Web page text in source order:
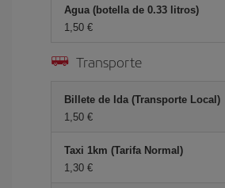
Agua (botella de 0.33 litros)
1,50 €
Transporte
Billete de Ida (Transporte Local)
1,50 €
Taxi 1km (Tarifa Normal)
1,30 €